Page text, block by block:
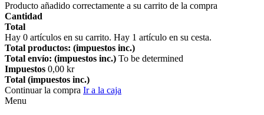
Producto añadido correctamente a su carrito de la compra
Cantidad
Total
Hay 0 artículos en su carrito. Hay 1 artículo en su cesta.
Total productos: (impuestos inc.)
Total envío: (impuestos inc.) To be determined
Impuestos 0,00 kr
Total (impuestos inc.)
Continuar la compra Ir a la caja
Menu